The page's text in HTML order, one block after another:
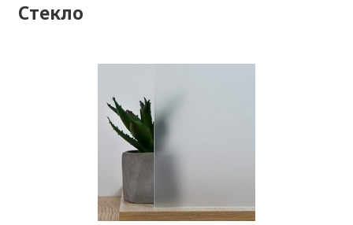
Стекло